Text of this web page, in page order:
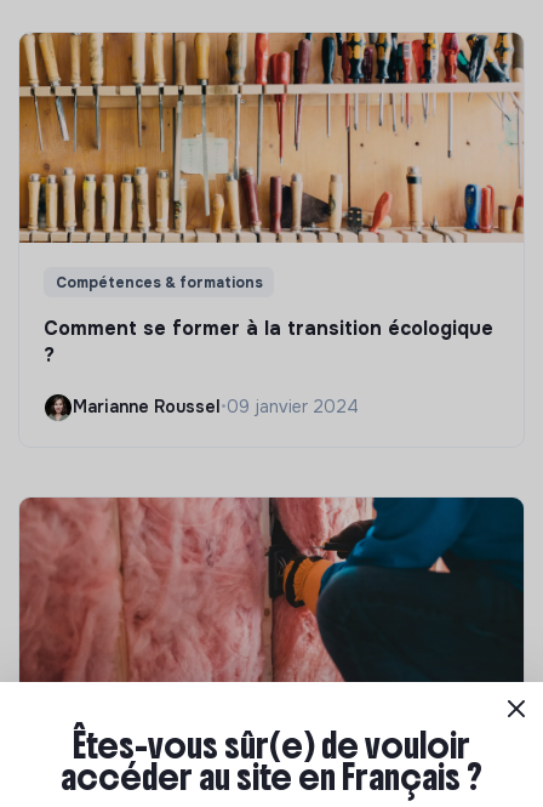
Compétences & formations
Comment se former à la transition écologique
?
Marianne Roussel •09 janvier 2024
Compétences & formations
Top 8 des formations en rénovation
Êtes-vous sûr(e) de vouloir
accéder au site en Français ?